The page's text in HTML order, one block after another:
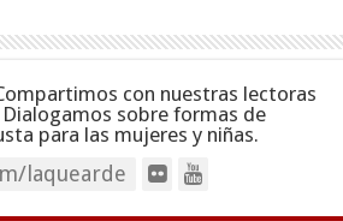
con nuestras lectoras
sobre formas de
para las mujeres y niñas.
laquearde